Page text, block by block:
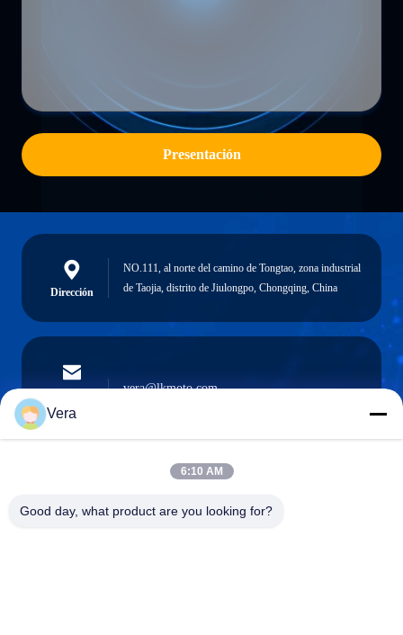
Presentación
Dirección
NO.111, al norte del camino de Tongtao, zona industrial
de Taojia, distrito de Jiulongpo, Chongqing, China
electrónico
vera@lkmoto.com
Teléfono
Vera
6:10 AM
Good day, what product are you looking for?